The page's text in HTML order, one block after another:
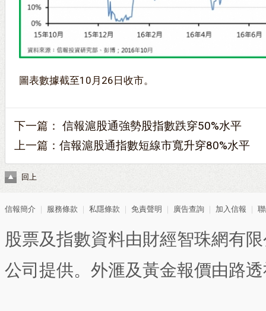
圖表數據截至10月26日收市。
下一篇： 信報滬股通強勢股指數跌穿50%水平
上一篇： 信報滬股通指數短線市寬升穿80%水平
回上
信報簡介 服務條款 私隱條款 免責聲明 廣告查詢 加入信報
股票及指數資料由財經智珠網有
公司提供。外滙及黃金報價由路